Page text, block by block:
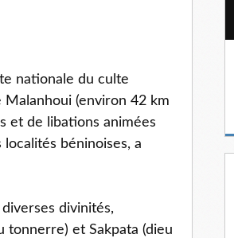
nationale du culte
(environ 42 km
et de libations animées
béninoises, a
divinités,
tonnerre) et Sakpata (dieu